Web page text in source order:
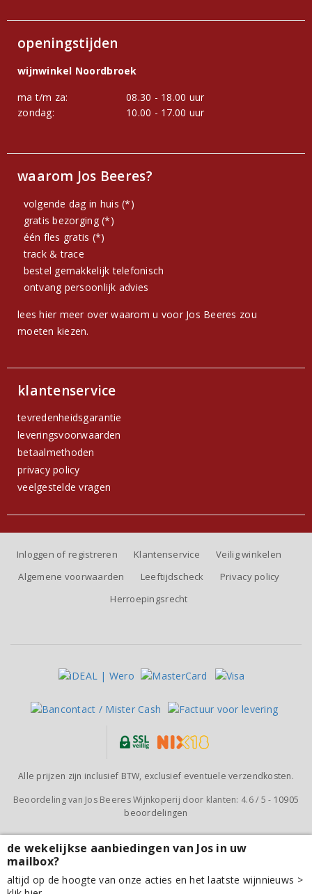
Domaine Richeaume Méditerranée Cuvée Columelle
2021
openingstijden
wijnwinkel Noordbroek
ma t/m za:
08.30 - 18.00 uur
zondag:
10.00 - 17.00 uur
waarom Jos Beeres?
volgende dag in huis (*)
gratis bezorging (*)
één fles gratis (*)
track & trace
bestel gemakkelijk telefonisch
ontvang persoonlijk advies
lees hier meer over waarom u voor Jos Beeres zou
moeten kiezen.
klantenservice
tevredenheidsgarantie
leveringsvoorwaarden
betaalmethoden
privacy policy
veelgestelde vragen
Inloggen of registreren Klantenservice
Veilig winkelen
Algemene voorwaarden
Leeftijdscheck
Privacy policy
Herroepingsrecht
Alle prijzen zijn inclusief BTW, exclusief eventuele verzendkosten.
Beoordeling van Jos Beeres Wijnkoperij door klanten: 4.6/ 5 - 10905
beoordelingen
de wekelijkse aanbiedingen van Jos in uw
mailbox?
altijd op de hoogte van onze acties en het laatste wijnnieuws >